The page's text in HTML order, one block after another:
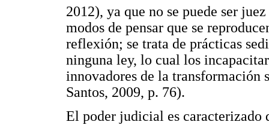
2012), ya que no se puede ser
modos de pensar que se
reflexión; se trata de prácticas
ninguna ley, lo cual los
innovadores de la
Santos, 2009, p. 76).
El poder judicial es caracterizado